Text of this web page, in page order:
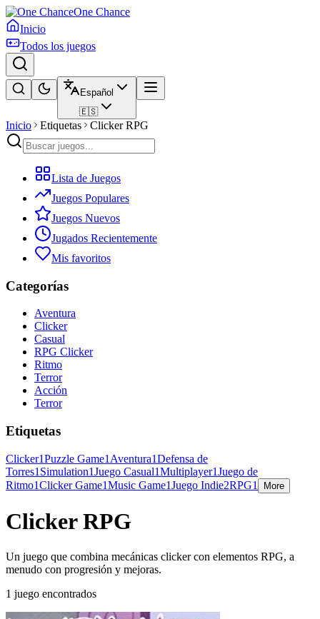
One Chance
Inicio
Todos los juegos
Español
🇪🇸
Inicio Etiquetas Clicker RPG
Lista de Juegos
Juegos Populares
Juegos Nuevos
Jugados Recientemente
Mis favoritos
Categorías
Aventura
Clicker
Casual
RPG Clicker
Ritmo
Terror
Acción
Terror
Etiquetas
Clicker1Puzzle Game1 Aventura1Defensa de
Torres1 Simulation1Juego Casual1Multiplayer1Juego de
Ritmo1Clicker Game1Music Game1Juego Indie2RPG1 More
Clicker RPG
Un juego que combina mecánicas clicker con elementos RPG, a
menudo con progresión y mejoras.
1 juego encontrados